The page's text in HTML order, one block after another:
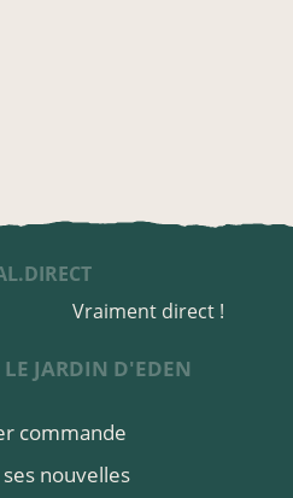
Vraiment direct !
JARDIN D'EDEN
commande
nouvelles